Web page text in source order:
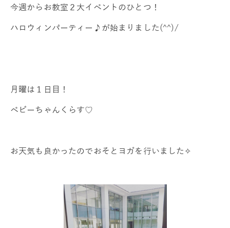
今週からお教室２大イベントのひとつ！
ハロウィンパーティー♪が始まりました(^^)/
月曜は１日目！
ベビーちゃんくらす♡
お天気も良かったのでおそとヨガを行いました✧